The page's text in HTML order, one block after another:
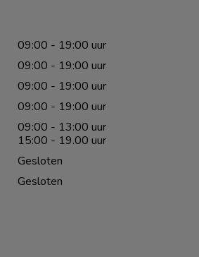
09:00 - 19:00 uur
09:00 - 19:00 uur
09:00 - 19:00 uur
09:00 - 19:00 uur
09:00 - 13:00 uur
15:00 - 19.00 uur
Gesloten
Gesloten